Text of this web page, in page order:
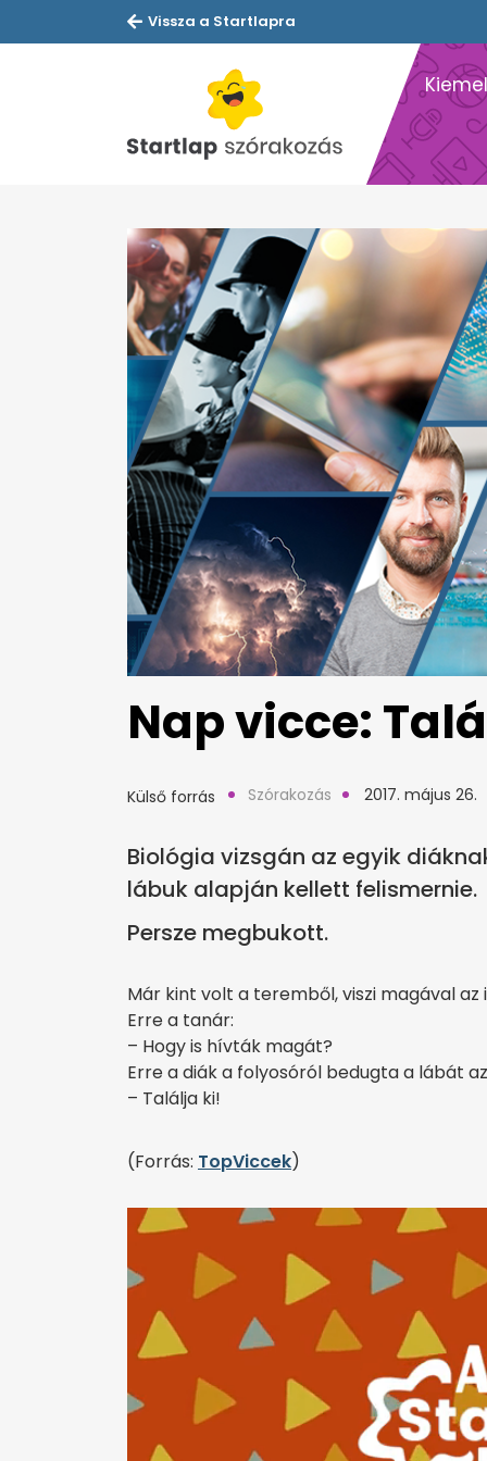
Vissza a Startlapra
Nap vicce:
Külső forrás Szórakozás 2017. május 26.
Biológia vizsgán az egyik
lábuk alapján kellett felismernie.
Persze megbukott.
Már kint volt a teremből, viszi magával
Erre a tanár:
– Hogy is hívták magát?
Erre a diák a folyosóról bedugta a lábát
– Találja ki!
(Forrás: TopViccek)